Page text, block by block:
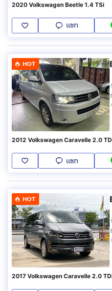
2020 Volkswagen Beetle 1.4 TSi
แชท
HOT
2012 Volkswagen Caravelle 2.0
แชท
HOT
2017 Volkswagen Caravelle 2.0